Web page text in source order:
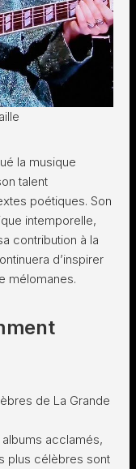
la musique
talent
poétiques. Son
intemporelle,
contribution à la
d’inspirer
mélomanes.
de La Grande
albums acclamés,
plus célèbres sont